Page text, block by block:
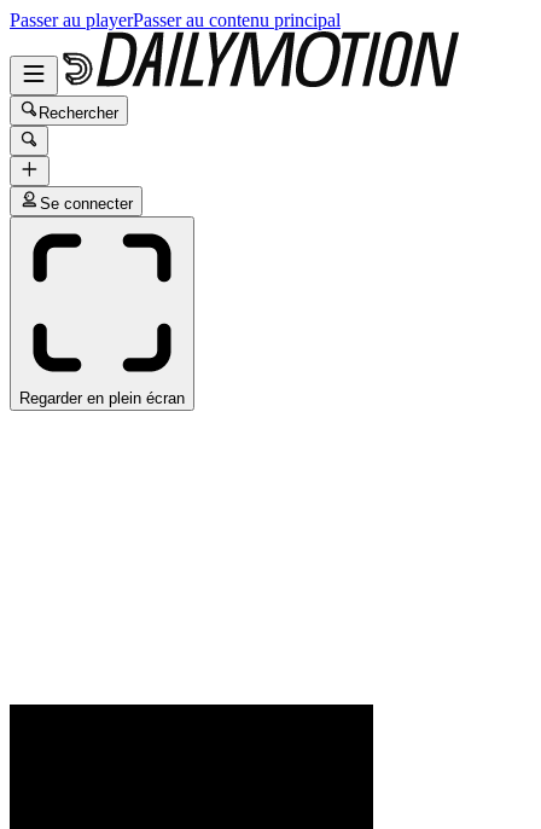
Passer au playerPasser au contenu principal
Rechercher
Se connecter
Regarder en plein écran